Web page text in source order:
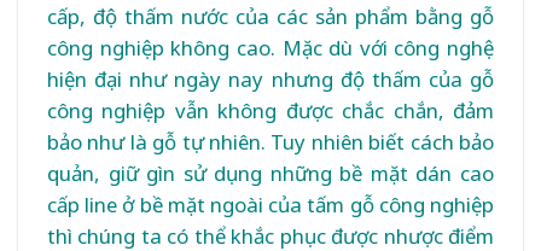
cấp, độ thấm nước của các sản phẩm bằng gỗ
công nghiệp không cao. Mặc dù với công nghệ
hiện đại như ngày nay nhưng độ thấm của gỗ
công nghiệp vẫn không được chắc chắn, đảm
bảo như là gỗ tự nhiên. Tuy nhiên biết cách bảo
quản, giữ gìn sử dụng những bề mặt dán cao
cấp line ở bề mặt ngoài của tấm gỗ công nghiệp
thì chúng ta có thể khắc phục được nhược điểm